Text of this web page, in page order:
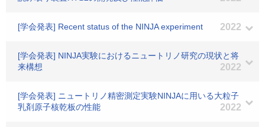
[学会発表] Recent status of the NINJA experiment 2022
[学会発表] NINJA実験におけるニュートリノ研究の現状と将
来構想
2022
[学会発表] ニュートリノ精密測定実験NINJAに用いる大粒子
乳剤原子核乾板の性能
2022